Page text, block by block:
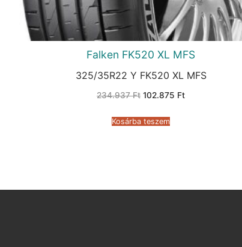
Falken FK520 XL MFS
325/35R22 Y FK520 XL MFS
234.937Ft Original
234.937 Ft.
102.875 FtCurrent
Kosárba teszem